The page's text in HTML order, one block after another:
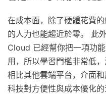
在成本面，除了硬體花費
的人力也能趨近於零。 此
Cloud 已經幫你把一項功
用，所以學習門檻非常低
相比其他雲端平台，介面
科技對方便性與成本優化